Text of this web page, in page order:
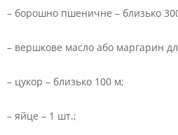
– борошно пшеничне – близько
– вершкове масло або маргарин
– цукор – близько 100 м;
– яйце – 1 шт.;